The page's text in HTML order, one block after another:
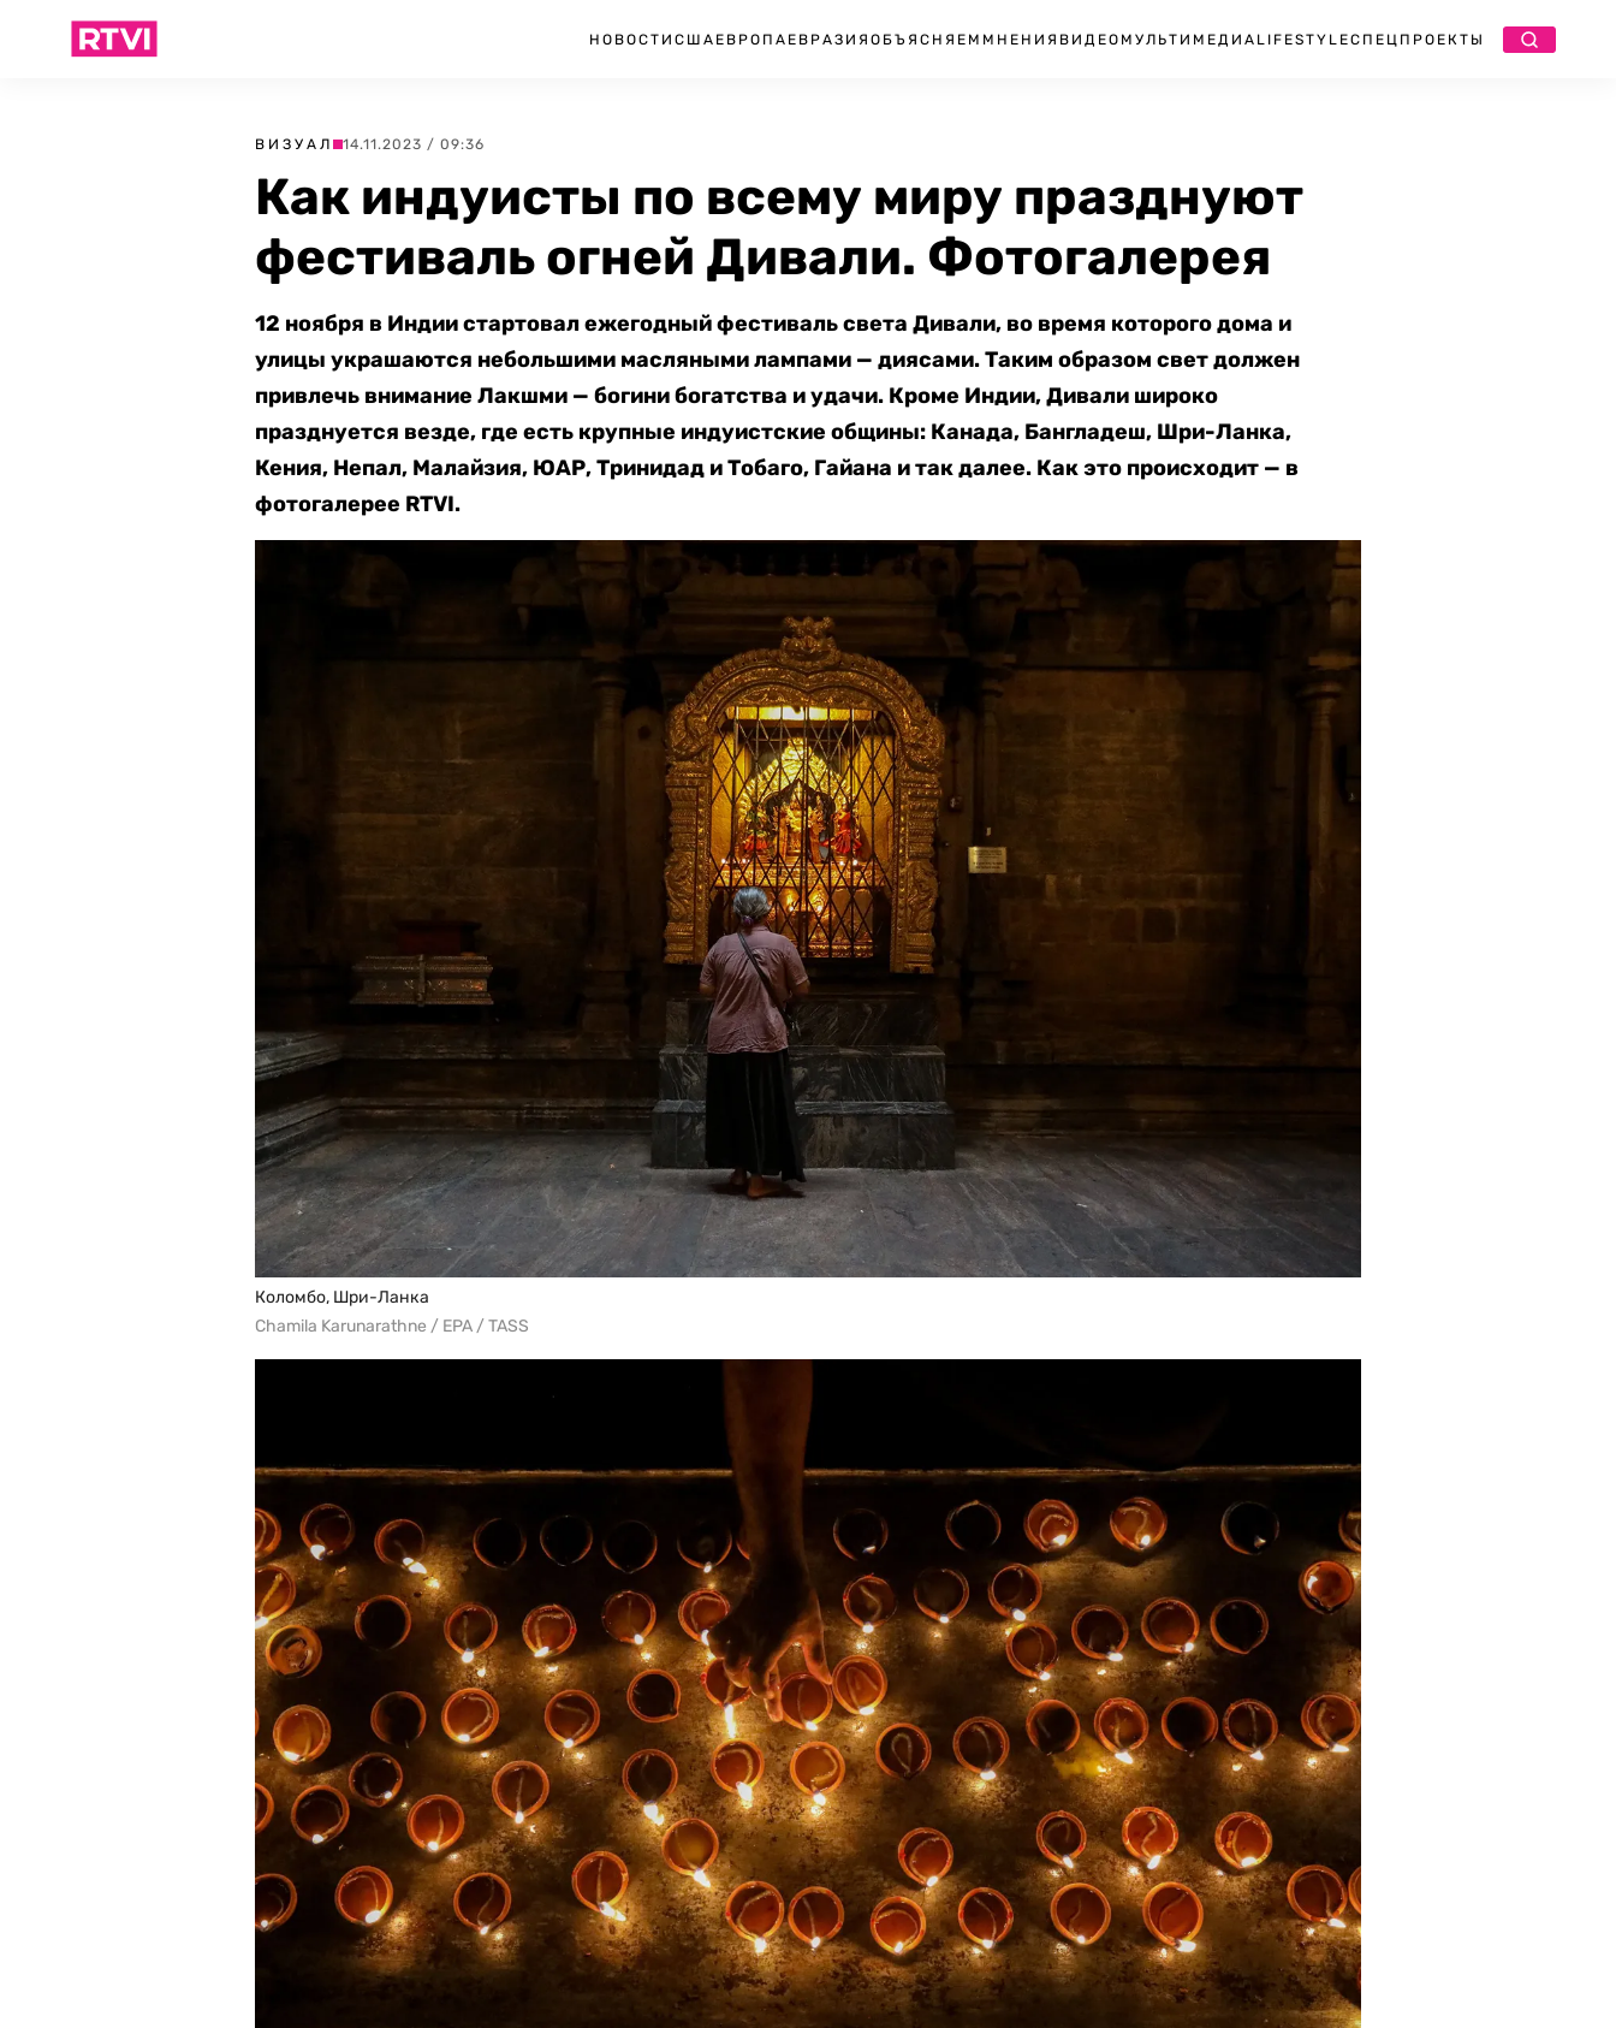
НОВОСТИ США ЕВРОПА ЕВРАЗИЯ ОБЪЯСНЯЕМ МНЕНИЯ ВИДЕО МУЛЬТИМЕДИА LIFESTYLEСПЕЦПРОЕКТЫ
ВИЗУАЛ 14.11.2023 / 09:36
Как индуисты по всему миру празднуют
фестиваль огней Дивали. Фотогалерея
12 ноября в Индии стартовал ежегодный фестиваль света Дивали, во время которого дома и
улицы украшаются небольшими масляными лампами — диясами. Таким образом свет должен
привлечь внимание Лакшми — богини богатства и удачи. Кроме Индии, Дивали широко
празднуется везде, где есть крупные индуистские общины: Канада, Бангладеш, Шри-Ланка,
Кения, Непал, Малайзия, ЮАР, Тринидад и Тобаго, Гайана и так далее. Как это происходит — в
фотогалерее RTVI.
Коломбо, Шри-Ланка
Chamila Karunarathne / EPA / TASS